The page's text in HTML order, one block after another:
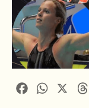
FacebookWhatsApp